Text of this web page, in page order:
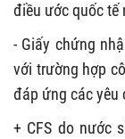
điều ước quốc tế
- Giấy chứng
với trường hợp
đáp ứng các yêu
+ CFS do nước